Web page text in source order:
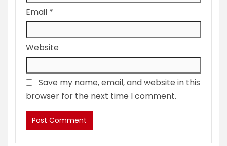
Email *
Website
Save my name, email, and website in this
browser for the next time I comment.